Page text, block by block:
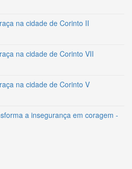
na cidade de Corinto II
na cidade de Corinto VII
na cidade de Corinto V
a insegurança em coragem -